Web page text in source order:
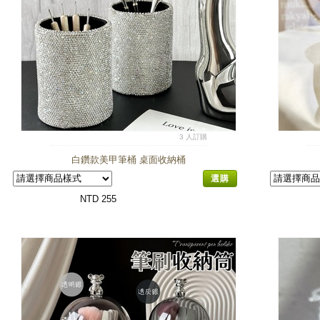
3 人訂購
白鑽款美甲筆桶 桌面收納桶
選購
NTD 255